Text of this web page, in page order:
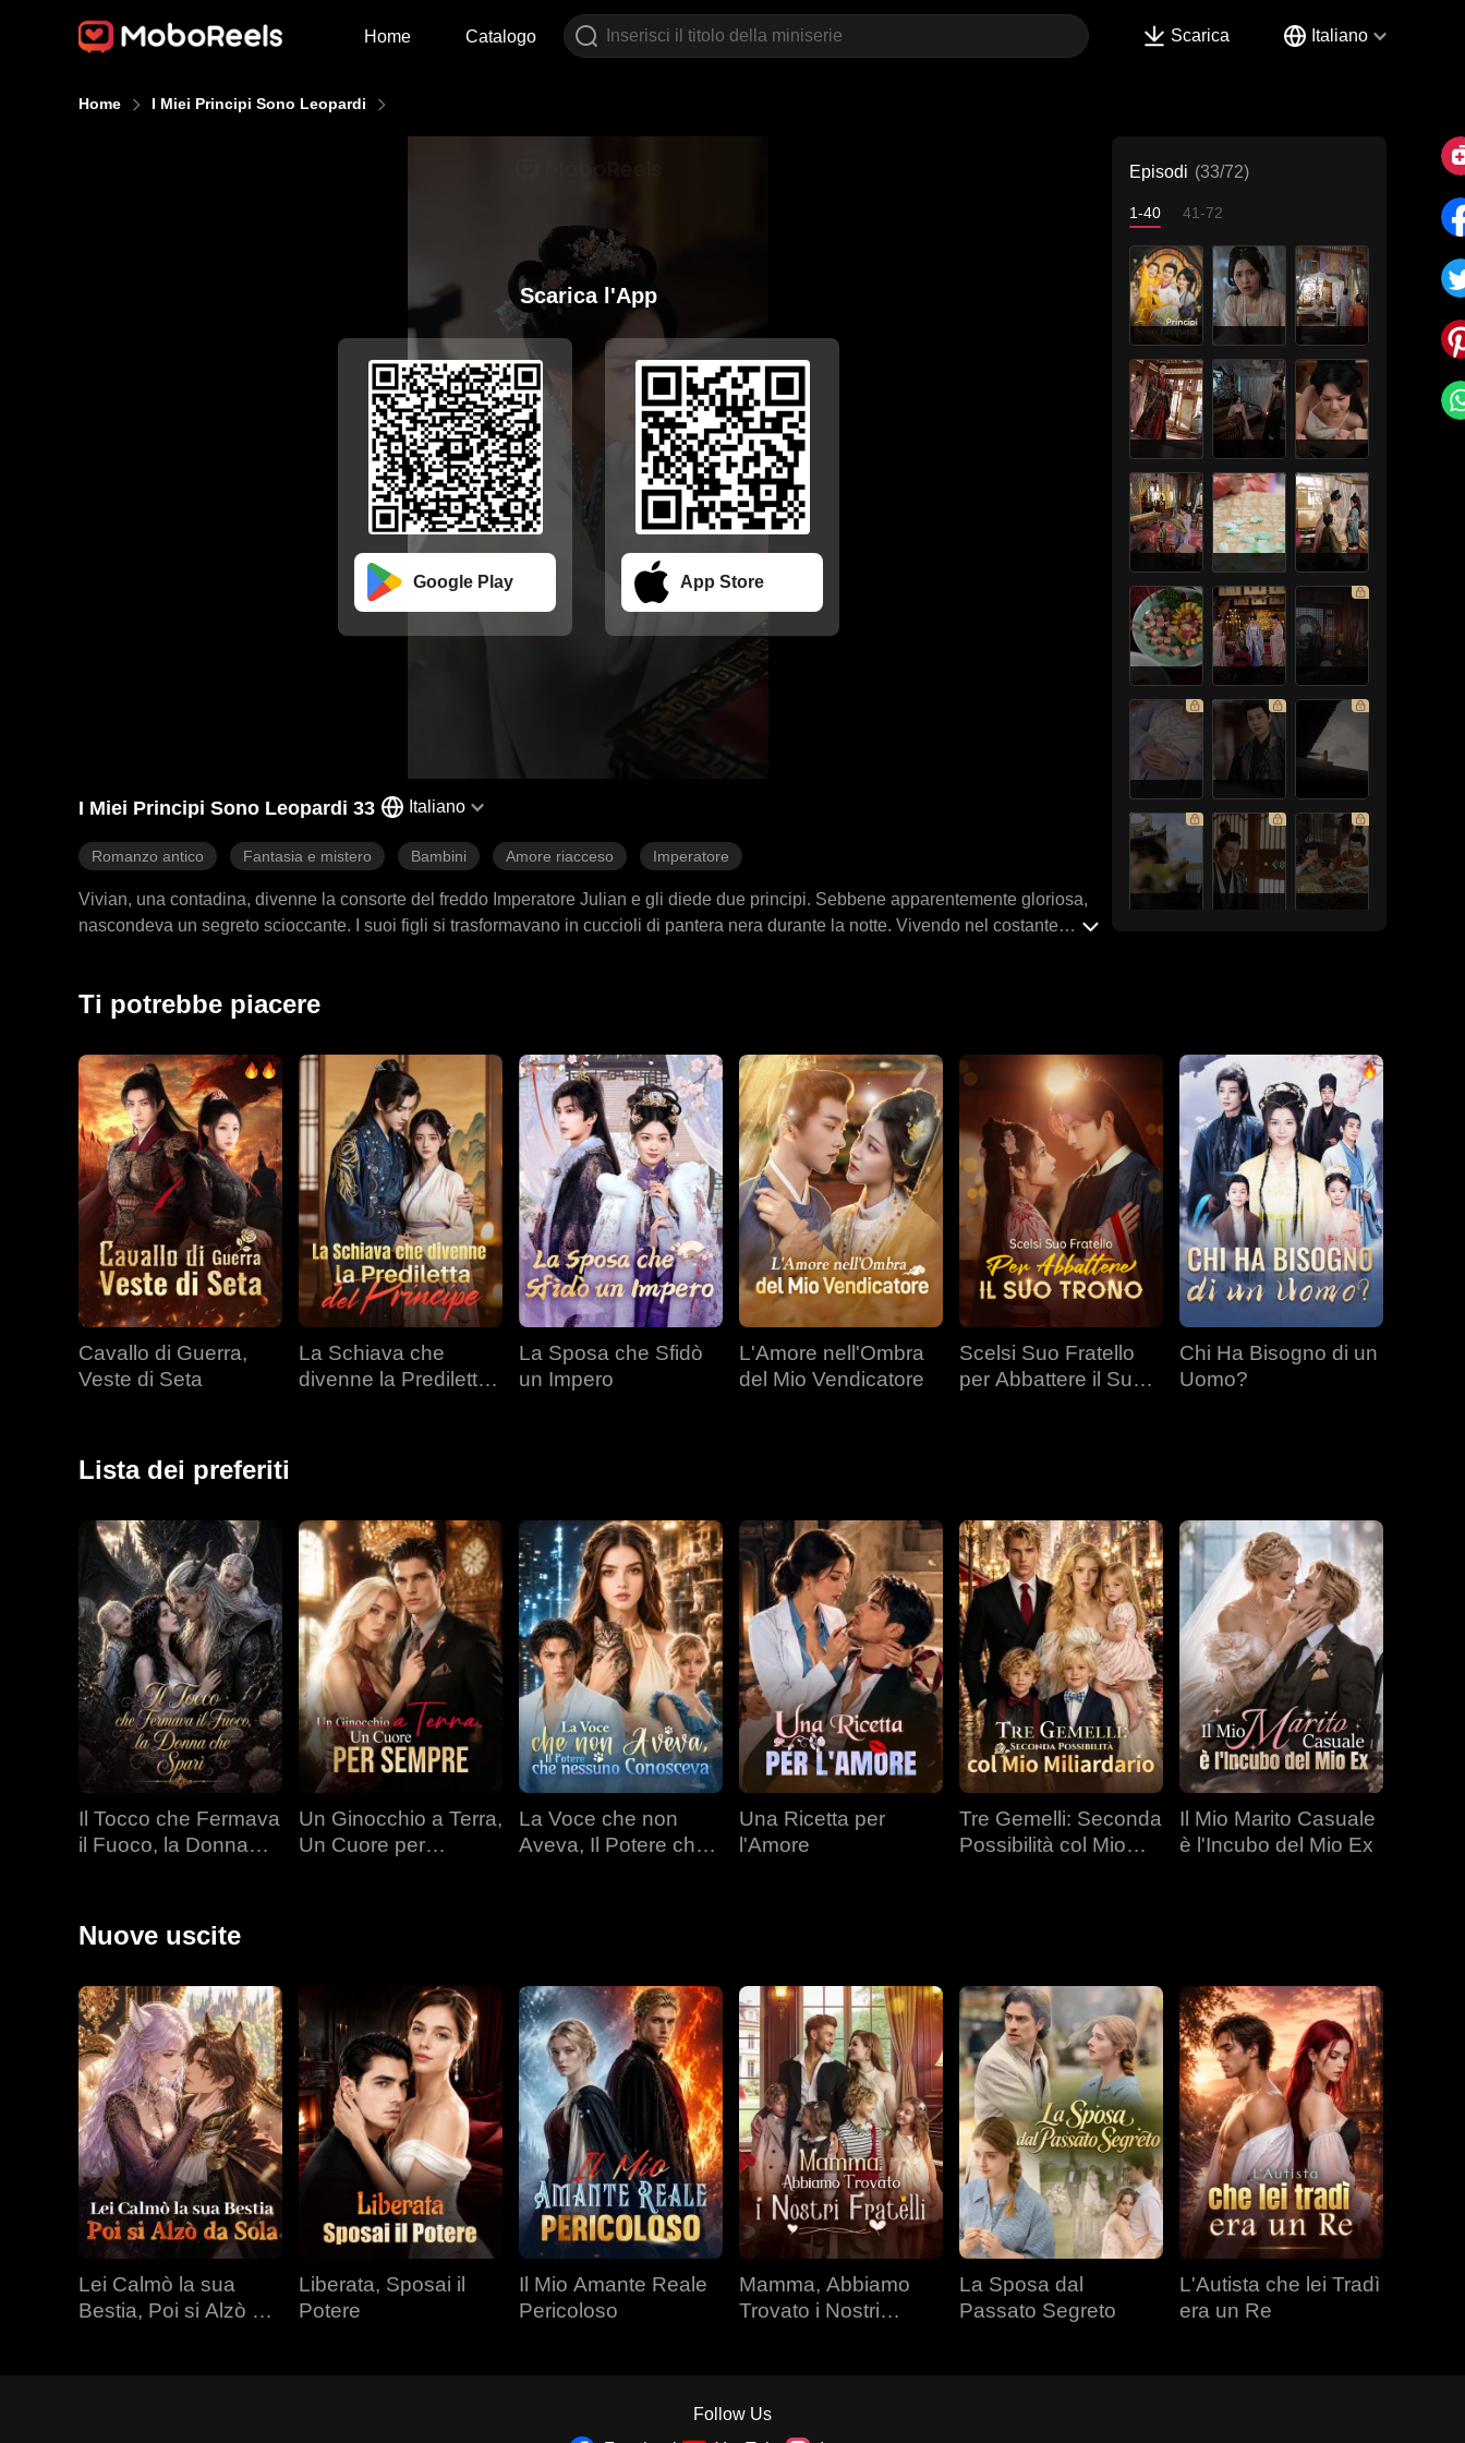
Home Catalogo Scarica Italiano
Home I Miei Principi Sono Leopardi
Scarica l'App
Google Play App Store
I Miei Principi Sono Leopardi 33 Italiano
Romanzo antico Fantasia e mistero Bambini Amore riacceso Imperatore
Vivian, una contadina, divenne la consorte del freddo Imperatore Julian e gli diede due principi. Sebbene apparentemente gloriosa,
nascondeva un segreto scioccante. I suoi figli si trasformavano in cuccioli di pantera nera durante la notte. Vivendo nel costante
dei suoi figli fu svelato durante il banchetto per il sesto compleanno del principe ereditario.
Episodi (33/72)
1-40 41-72
Ti potrebbe piacere
Cavallo di Guerra,
Veste di Seta
La Schiava che
divenne la Prediletta
La Sposa che Sfidò
un Impero
L'Amore nell'Ombra
del Mio Vendicatore
Scelsi Suo Fratello
per Abbattere il Suo
Chi Ha Bisogno di un
Uomo?
Lista dei preferiti
Il Tocco che Fermava
il Fuoco, la Donna
Un Ginocchio a Terra,
Un Cuore per
La Voce che non
Aveva, Il Potere che
Una Ricetta per
l'Amore
Tre Gemelli: Seconda
Possibilità col Mio
Il Mio Marito Casuale
è l'Incubo del Mio Ex
Nuove uscite
Lei Calmò la sua
Bestia, Poi si Alzò da
Liberata, Sposai il
Potere
Il Mio Amante Reale
Pericoloso
Mamma, Abbiamo
Trovato i Nostri
La Sposa dal
Passato Segreto
L'Autista che lei Tradì
era un Re
Follow Us